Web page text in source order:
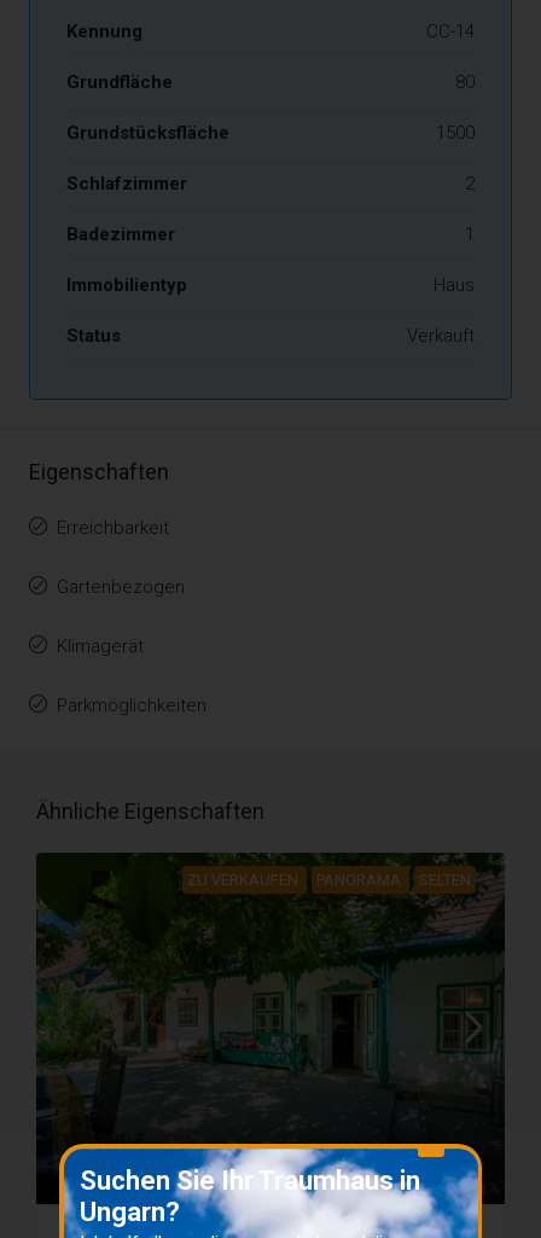
Kennung CC-14
Grundfläche 80
Grundstücksfläche 1500
Schlafzimmer 2
Badezimmer 1
Immobilientyp Haus
Status Verkauft
Eigenschaften
Erreichbarkeit
Gartenbezogen
Klimagerät
Parkmöglichkeiten
Ähnliche Eigenschaften
ZU VERKAUFEN PANORAMA SELTEN
195 000 €
Suchen Sie Ihr Traumhaus in
Ungarn?
X